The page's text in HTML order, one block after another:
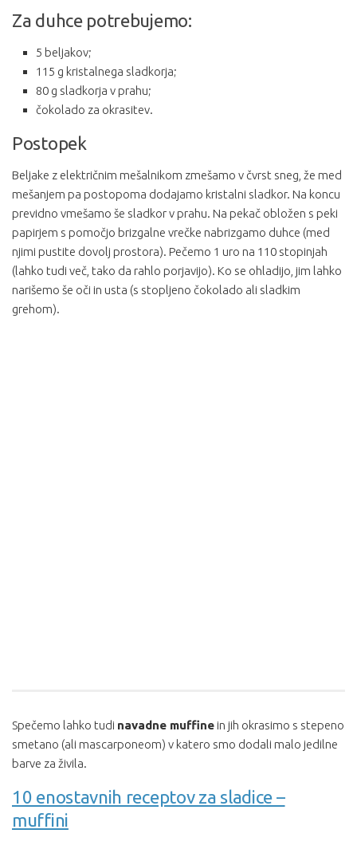
Za duhce potrebujemo:
5 beljakov;
115 g kristalnega sladkorja;
80 g sladkorja v prahu;
čokolado za okrasitev.
Postopek
Beljake z električnim mešalnikom zmešamo v čvrst sneg, že med
mešanjem pa postopoma dodajamo kristalni sladkor. Na koncu
previdno vmešamo še sladkor v prahu. Na pekač obložen s peki
papirjem s pomočjo brizgalne vrečke nabrizgamo duhce (med
njimi pustite dovolj prostora). Pečemo 1 uro na 110 stopinjah
(lahko tudi več, tako da rahlo porjavijo). Ko se ohladijo, jim lahko
narišemo še oči in usta (s stopljeno čokolado ali sladkim
grehom).
Spečemo lahko tudi navadne muffine in jih okrasimo s stepeno
smetano (ali mascarponeom) v katero smo dodali malo jedilne
barve za živila.
10 enostavnih receptov za sladice –
muffini